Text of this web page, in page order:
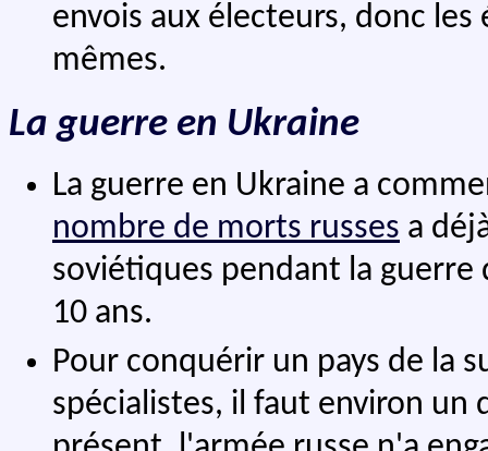
envois aux électeurs, donc
mêmes.
La guerre en Ukraine
La guerre en Ukraine a
nombre de morts russes a
soviétiques pendant la
10 ans.
Pour conquérir un pays de la
spécialistes, il faut environ un